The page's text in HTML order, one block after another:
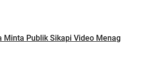
Minta Publik Sikapi Video Menag